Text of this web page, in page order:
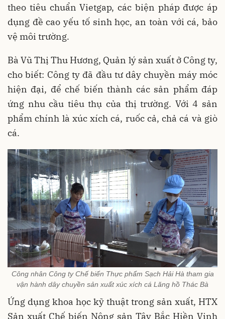
theo tiêu chuẩn Vietgap, các biện pháp được áp
dụng đề cao yếu tố sinh học, an toàn với cá, bảo
vệ môi trường.
Bà Vũ Thị Thu Hương, Quản lý sản xuất ở Công ty,
cho biết: Công ty đã đầu tư dây chuyền máy móc
hiện đại, để chế biến thành các sản phẩm đáp
ứng nhu cầu tiêu thụ của thị trường. Với 4 sản
phẩm chính là xúc xích cá, ruốc cả, chả cá và giò
cá.
Công nhân Công ty Chế biến Thực phẩm Sạch Hải Hà tham gia
vận hành dây chuyền sản xuất xúc xích cá Lăng hồ Thác Bà
Ứng dụng khoa học kỹ thuật trong sản xuất, HTX
Sản xuất Chế biến Nông sản Tây Bắc Hiền Vinh